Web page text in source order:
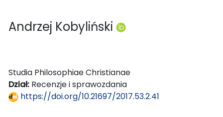
Andrzej Kobyliński
Studia Philosophiae Christianae
Dział: Recenzje i sprawozdania
https://doi.org/10.21697/2017.53.2.41